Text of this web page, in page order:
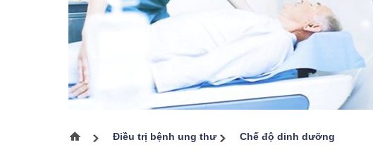
Ung thư thanh quản
Ung thư thực quản
Ung thư tuyến giáp
Ung thư buồng trứng
Trang chủ Điều trị bệnh ung thư Chế độ dinh dưỡng